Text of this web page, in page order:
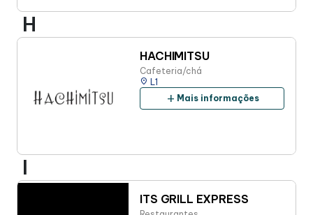
H
HACHIMITSU
Cafeteria/chá
place L1
add Mais informações
I
ITS GRILL EXPRESS